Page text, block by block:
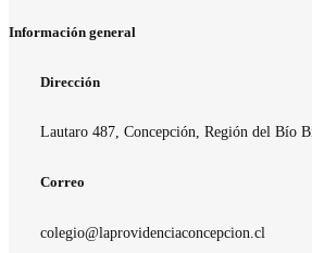
Información general
Dirección
Lautaro 487, Concepción, Región del Bío
Correo
colegio@laprovidenciaconcepcion.cl